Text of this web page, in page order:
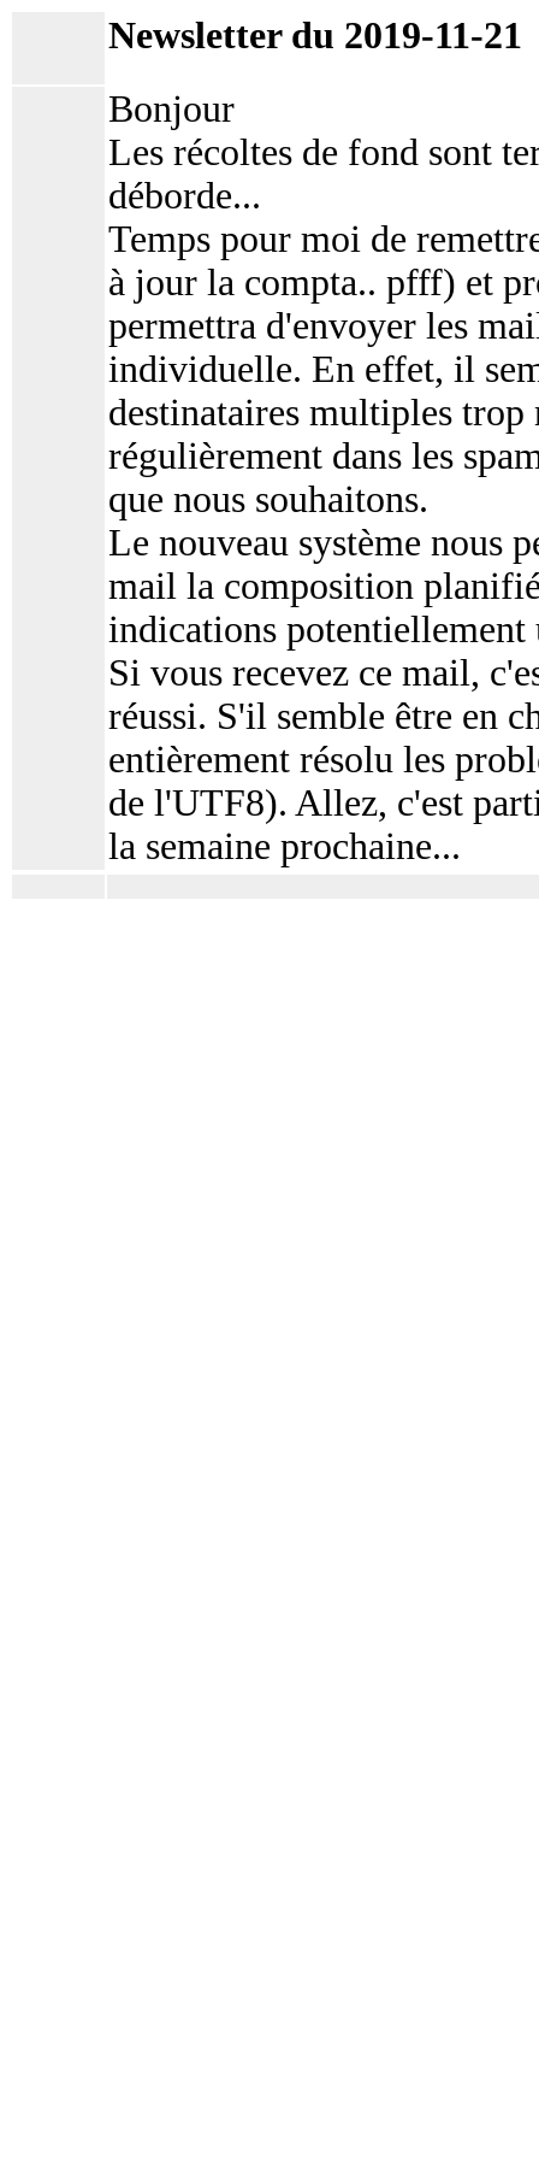
Newsletter du 2019-11-21
Bonjour
Les récoltes de fond sont
déborde...
Temps pour moi de
à jour la compta.. pfff) et
permettra d'envoyer les
individuelle. En effet, il
destinataires multiples trop
régulièrement dans les
que nous souhaitons.
Le nouveau système nous
mail la composition
indications potentiellement
Si vous recevez ce mail,
réussi. S'il semble être en
entièrement résolu les
de l'UTF8). Allez, c'est
la semaine prochaine...